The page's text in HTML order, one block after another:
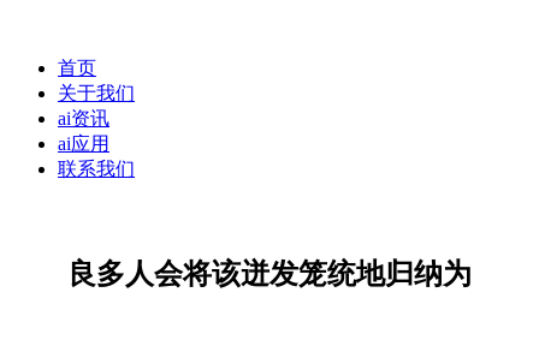
首页
关于我们
ai资讯
ai应用
联系我们
良多人会将该迸发笼统地归纳为